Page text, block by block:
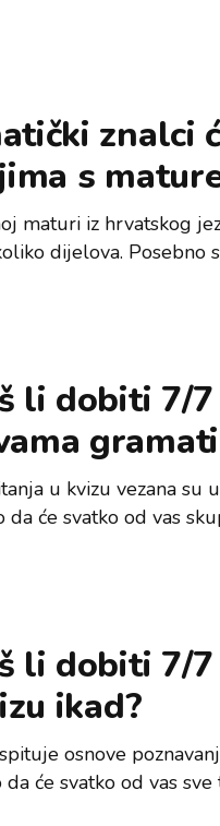
znalci
s
maturi iz hrvatskog
dijelova. Posebno
li dobiti 7/
u kvizu vezana su
će svatko od vas
li dobiti 7/
ikad?
osnove
će svatko od vas